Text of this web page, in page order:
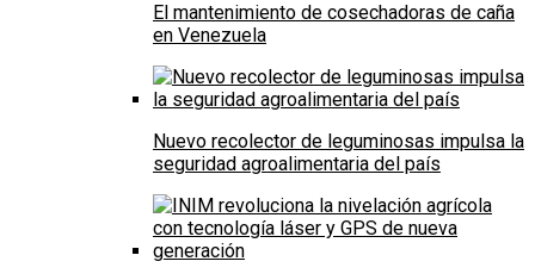
El mantenimiento de cosechadoras de caña
en Venezuela
Nuevo recolector de leguminosas impulsa la
seguridad agroalimentaria del país